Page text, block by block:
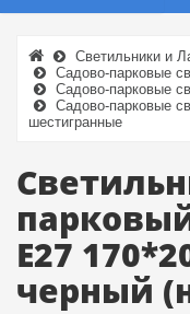
Светильники и
Садово-парковые
Садово-парковые
Садово-парковые
шестигранные
E27
черный